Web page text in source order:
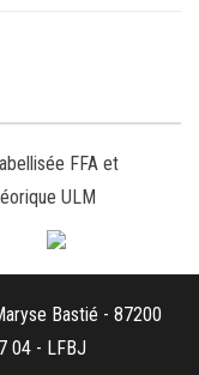
FFA et
ULM
Bastié - 87200
04 - LFBJ